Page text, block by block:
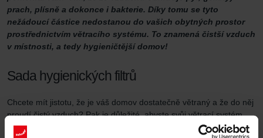
prach, plísně a dokonce i bakterie. Díky tomu se tyto
nežádoucí částice nedostanou do vašich obytných prostor
prostřednictvím větracího systému. To znamená čistší vzduch
v místnosti, a tedy hygieničtější domov!
Sada hygienických filtrů
Chcete mít jistotu, že je váš domov dostatečně větraný a že do něj
proudí čistý vzduch? Pak je důležité, abyste svůj větrací systém
řádně udržovali. Jedním ze způsobů, jak toho dosáhnout, je